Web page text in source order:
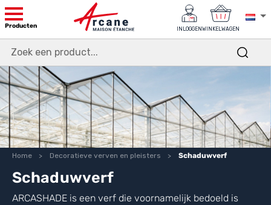
Producten INLOGGENWINKELWAGEN
Home Decoratieve verven en pleisters Schaduwverf
Schaduwverf
ARCASHADE is een verf die voornamelijk bedoeld is